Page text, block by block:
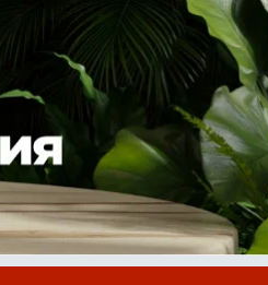
ТУРИЗМ
ВСЕ О КП РАДИО КП